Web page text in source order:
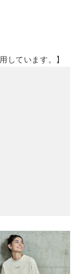
しています。】